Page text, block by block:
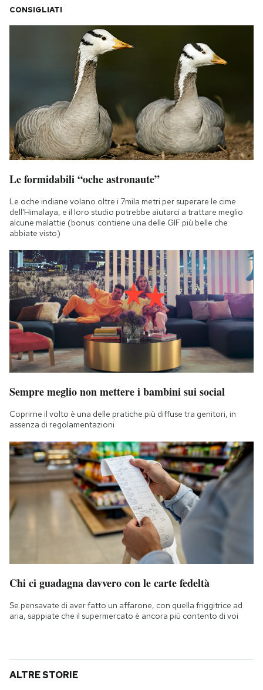
CONSIGLIATI
Le formidabili “oche astronaute”
Le oche indiane volano oltre i 7mila metri per superare le cime
dell'Himalaya, e il loro studio potrebbe aiutarci a trattare meglio
alcune malattie (bonus: contiene una delle GIF più belle che
abbiate visto)
Sempre meglio non mettere i bambini sui social
Coprirne il volto è una delle pratiche più diffuse tra genitori, in
assenza di regolamentazioni
Chi ci guadagna davvero con le carte fedeltà
Se pensavate di aver fatto un affarone, con quella friggitrice ad
aria, sappiate che il supermercato è ancora più contento di voi
ALTRE STORIE